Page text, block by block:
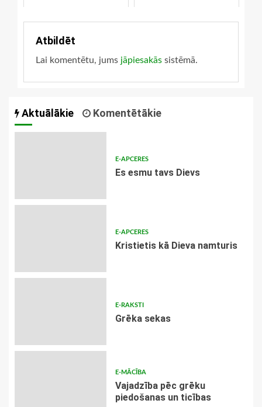
Atbildēt
Lai komentētu, jums jāpiesakās sistēmā.
Aktuālākie Komentētākie
E-APCERES
Es esmu tavs Dievs
E-APCERES
Kristietis kā Dieva namturis
E-RAKSTI
Grēka sekas
E-MĀCĪBA
Vajadzība pēc grēku
piedošanas un ticības